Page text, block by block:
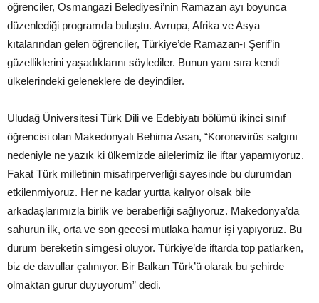
öğrenciler, Osmangazi Belediyesi’nin Ramazan ayı boyunca
düzenlediği programda buluştu. Avrupa, Afrika ve Asya
kıtalarından gelen öğrenciler, Türkiye’de Ramazan-ı Şerif’in
güzelliklerini yaşadıklarını söylediler. Bunun yanı sıra kendi
ülkelerindeki geleneklere de deyindiler.
Uludağ Üniversitesi Türk Dili ve Edebiyatı bölümü ikinci sınıf
öğrencisi olan Makedonyalı Behima Asan, “Koronavirüs salgını
nedeniyle ne yazık ki ülkemizde ailelerimiz ile iftar yapamıyoruz.
Fakat Türk milletinin misafirperverliği sayesinde bu durumdan
etkilenmiyoruz. Her ne kadar yurtta kalıyor olsak bile
arkadaşlarımızla birlik ve beraberliği sağlıyoruz. Makedonya’da
sahurun ilk, orta ve son gecesi mutlaka hamur işi yapıyoruz. Bu
durum bereketin simgesi oluyor. Türkiye’de iftarda top patlarken,
biz de davullar çalınıyor. Bir Balkan Türk’ü olarak bu şehirde
olmaktan gurur duyuyorum” dedi.